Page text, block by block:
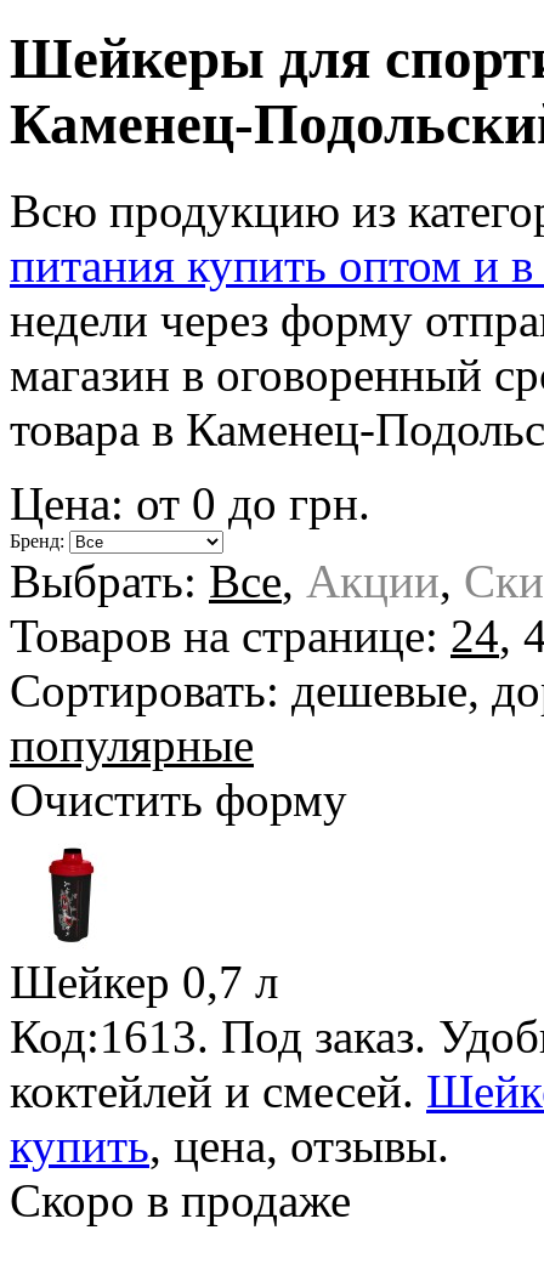
Шейкеры для
Каменец-
Всю продукцию из
питания купить оптом и
недели через форму
магазин в оговоренный
товара в Каменец-
Цена: от 0 до грн.
Бренд:
Выбрать: Все, Акции,
Товаров на странице: 24,
Сортировать: дешевые,
популярные
Очистить форму
Шейкер 0,7 л
Код:1613. Под заказ.
коктейлей и смесей.
купить, цена, отзывы.
Скоро в продаже